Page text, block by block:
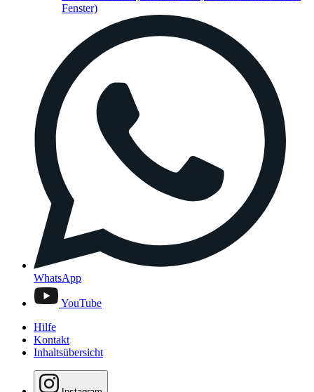
Fenster)
WhatsApp
YouTube
Hilfe
Kontakt
Inhaltsübersicht